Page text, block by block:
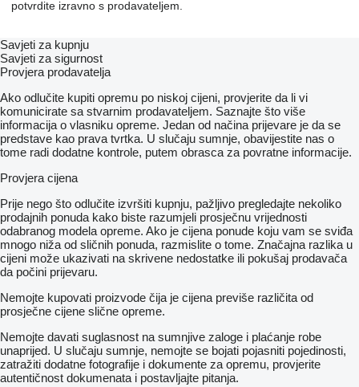
potvrdite izravno s prodavateljem.
Savjeti za kupnju
Savjeti za sigurnost
Provjera prodavatelja
Ako odlučite kupiti opremu po niskoj cijeni, provjerite da li vi
komunicirate sa stvarnim prodavateljem. Saznajte što više
informacija o vlasniku opreme. Jedan od načina prijevare je da se
predstave kao prava tvrtka. U slučaju sumnje, obavijestite nas o
tome radi dodatne kontrole, putem obrasca za povratne informacije.
Provjera cijena
Prije nego što odlučite izvršiti kupnju, pažljivo pregledajte nekoliko
prodajnih ponuda kako biste razumjeli prosječnu vrijednosti
odabranog modela opreme. Ako je cijena ponude koju vam se sviđa
mnogo niža od sličnih ponuda, razmislite o tome. Značajna razlika u
cijeni može ukazivati ​​na skrivene nedostatke ili pokušaj prodavača
da počini prijevaru.
Nemojte kupovati proizvode čija je cijena previše različita od
prosječne cijene slične opreme.
Nemojte davati suglasnost na sumnjive zaloge i plaćanje robe
unaprijed. U slučaju sumnje, nemojte se bojati pojasniti pojedinosti,
zatražiti dodatne fotografije i dokumente za opremu, provjerite
autentičnost dokumenata i postavljajte pitanja.